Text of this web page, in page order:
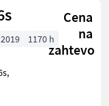
Cena
na
zahtevo
1170 h